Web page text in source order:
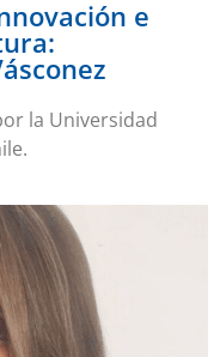
e
la Universidad